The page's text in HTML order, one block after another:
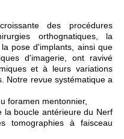
des procédures
orthognatiques, la
pose d'implants, ainsi que
d'imagerie, ont ravivé
et à leurs variations
Notre revue systématique a
foramen mentonnier,
la boucle antérieure du Nerf
tomographies à faisceau